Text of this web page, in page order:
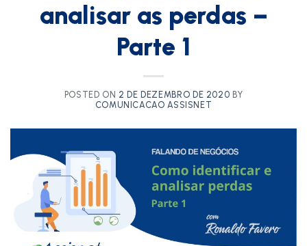
analisar as perdas –
Parte 1
POSTED ON 2 DE DEZEMBRO DE 2020 BY
COMUNICACAO ASSISNET